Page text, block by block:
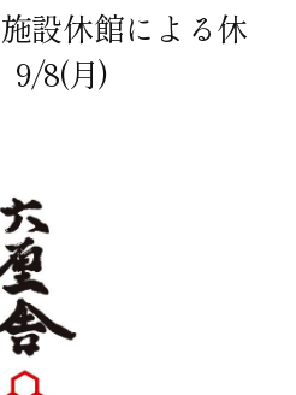
設休館による休
8(月)